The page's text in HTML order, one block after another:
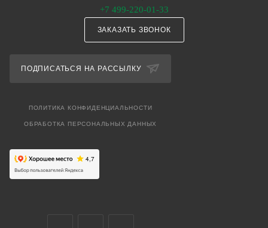
+7 499-220-01-33
ЗАКАЗАТЬ ЗВОНОК
ПОДПИСАТЬСЯ НА РАССЫЛКУ
ПОЛИТИКА КОНФИДЕНЦИАЛЬНОСТИ
ОБРАБОТКА ПЕРСОНАЛЬНЫХ ДАННЫХ